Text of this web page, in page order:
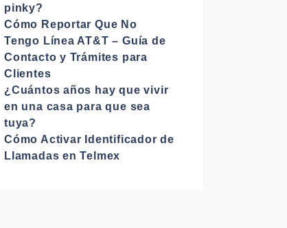
pinky?
Cómo Reportar Que No
Tengo Línea AT&T – Guía de
Contacto y Trámites para
Clientes
¿Cuántos años hay que vivir
en una casa para que sea
tuya?
Cómo Activar Identificador de
Llamadas en Telmex